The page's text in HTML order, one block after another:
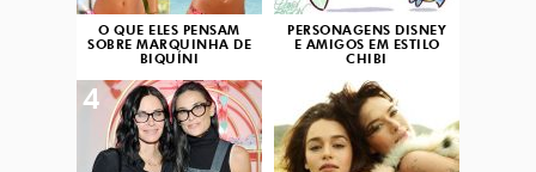
O QUE ELES PENSAM
SOBRE MARQUINHA DE
BIQUÍNI
PERSONAGENS DISNEY
E AMIGOS EM ESTILO
CHIBI
4